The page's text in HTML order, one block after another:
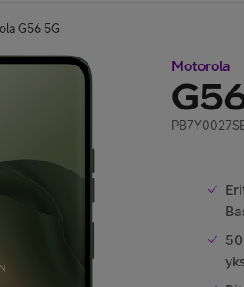
G56 5G
Motorola